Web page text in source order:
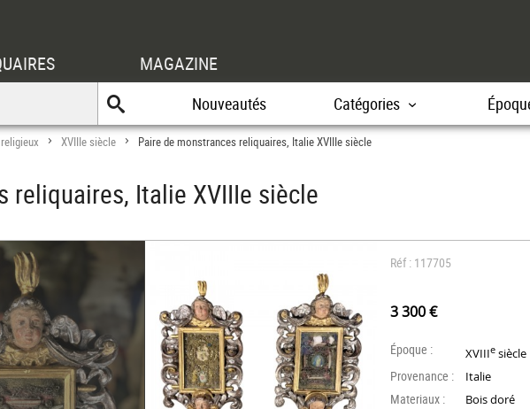
MAGAZINE
Nouveautés Catégories
> XVIIIe siècle > Paire de monstrances reliquaires, Italie XVIIIe siècle
reliquaires, Italie XVIIIe siècle
Réf : 117705
3 300 €
Époque : XVIIIe siècle
Provenance : Italie
Materiaux : Bois doré